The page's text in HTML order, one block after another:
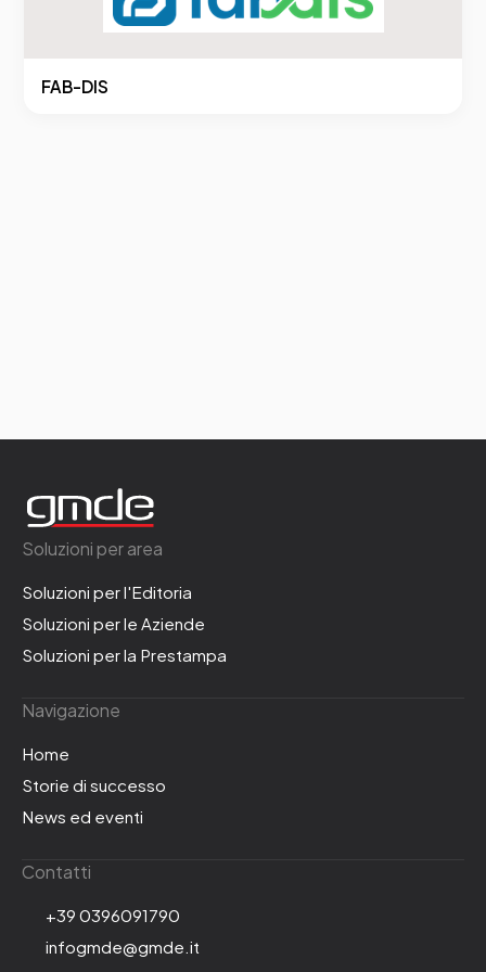
FAB-DIS
Soluzioni per area
Soluzioni per l'Editoria
Soluzioni per le Aziende
Soluzioni per la Prestampa
Navigazione
Home
Storie di successo
News ed eventi
Contatti
+39 0396091790
infogmde@gmde.it